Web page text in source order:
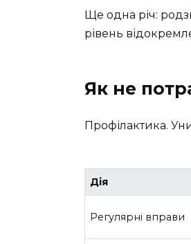
Ще одна річ:
рівень
Як не
Профілактика.
Дія
Регулярні вправи